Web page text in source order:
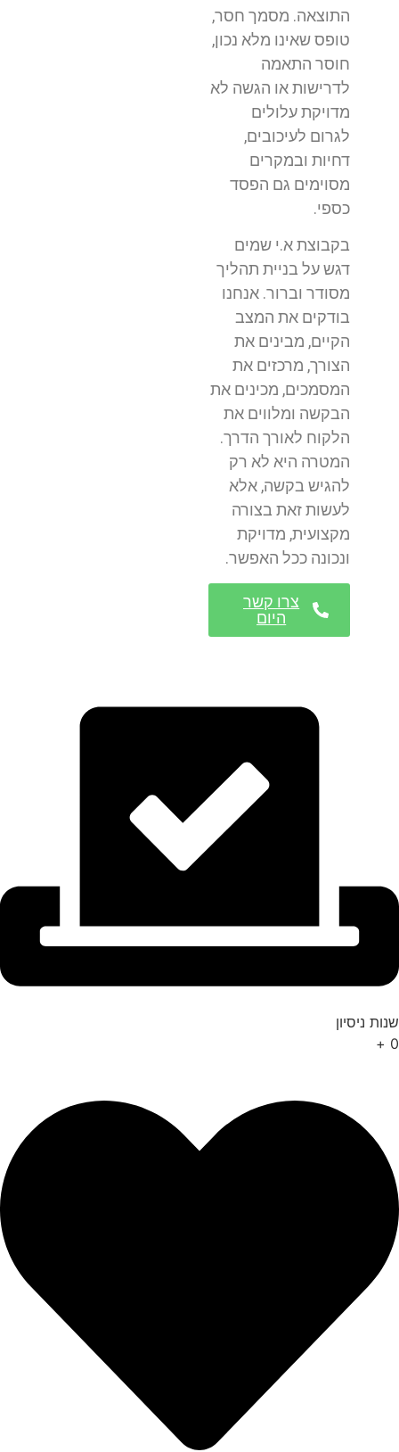
התוצאה. מסמך חסר,
טופס שאינו מלא נכון,
חוסר התאמה
לדרישות או הגשה לא
מדויקת עלולים
לגרום לעיכובים,
דחיות ובמקרים
מסוימים גם הפסד
כספי.
בקבוצת א.י שמים
דגש על בניית תהליך
מסודר וברור. אנחנו
בודקים את המצב
הקיים, מבינים את
הצורך, מרכזים את
המסמכים, מכינים את
הבקשה ומלווים את
הלקוח לאורך הדרך.
המטרה היא לא רק
להגיש בקשה, אלא
לעשות זאת בצורה
מקצועית, מדויקת
ונכונה ככל האפשר.
צרו קשר
היום
שנות ניסיון
0
+